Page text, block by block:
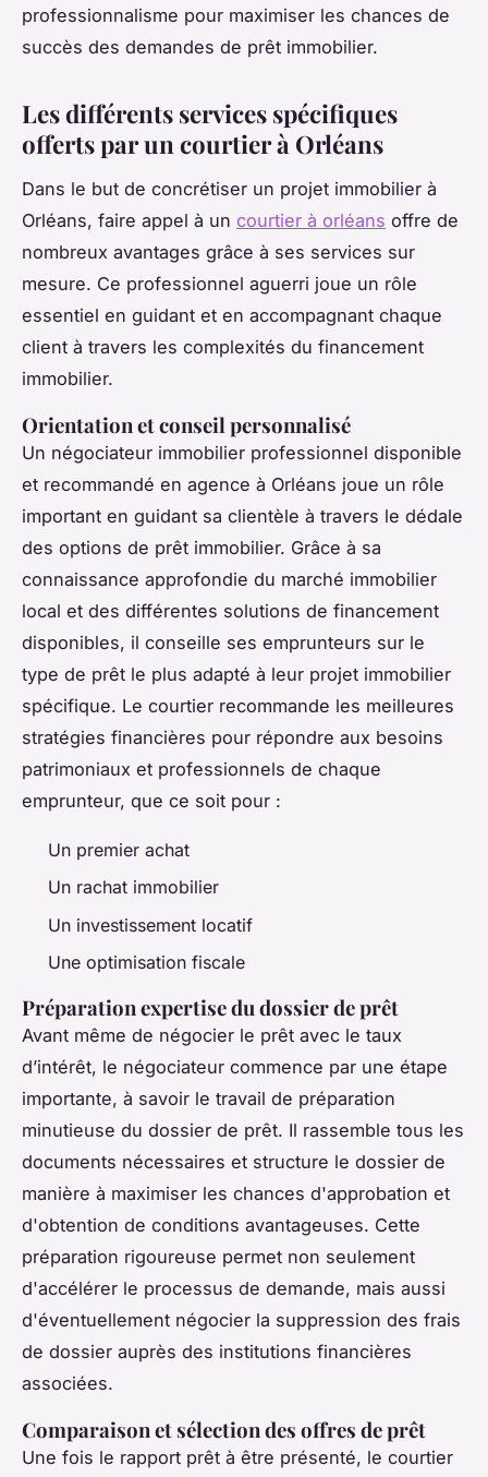
professionnalisme pour maximiser les chances de
succès des demandes de prêt immobilier.
Les différents services spécifiques
offerts par un courtier à Orléans
Dans le but de concrétiser un projet immobilier à
Orléans, faire appel à un courtier à orléans offre de
nombreux avantages grâce à ses services sur
mesure. Ce professionnel aguerri joue un rôle
essentiel en guidant et en accompagnant chaque
client à travers les complexités du financement
immobilier.
Orientation et conseil personnalisé
Un négociateur immobilier professionnel disponible
et recommandé en agence à Orléans joue un rôle
important en guidant sa clientèle à travers le dédale
des options de prêt immobilier. Grâce à sa
connaissance approfondie du marché immobilier
local et des différentes solutions de financement
disponibles, il conseille ses emprunteurs sur le
type de prêt le plus adapté à leur projet immobilier
spécifique. Le courtier recommande les meilleures
stratégies financières pour répondre aux besoins
patrimoniaux et professionnels de chaque
emprunteur, que ce soit pour :
Un premier achat
Un rachat immobilier
Un investissement locatif
Une optimisation fiscale
Préparation expertise du dossier de prêt
Avant même de négocier le prêt avec le taux
d’intérêt, le négociateur commence par une étape
importante, à savoir le travail de préparation
minutieuse du dossier de prêt. Il rassemble tous les
documents nécessaires et structure le dossier de
manière à maximiser les chances d'approbation et
d'obtention de conditions avantageuses. Cette
préparation rigoureuse permet non seulement
d'accélérer le processus de demande, mais aussi
d'éventuellement négocier la suppression des frais
de dossier auprès des institutions financières
associées.
Comparaison et sélection des offres de prêt
Une fois le rapport prêt à être présenté, le courtier